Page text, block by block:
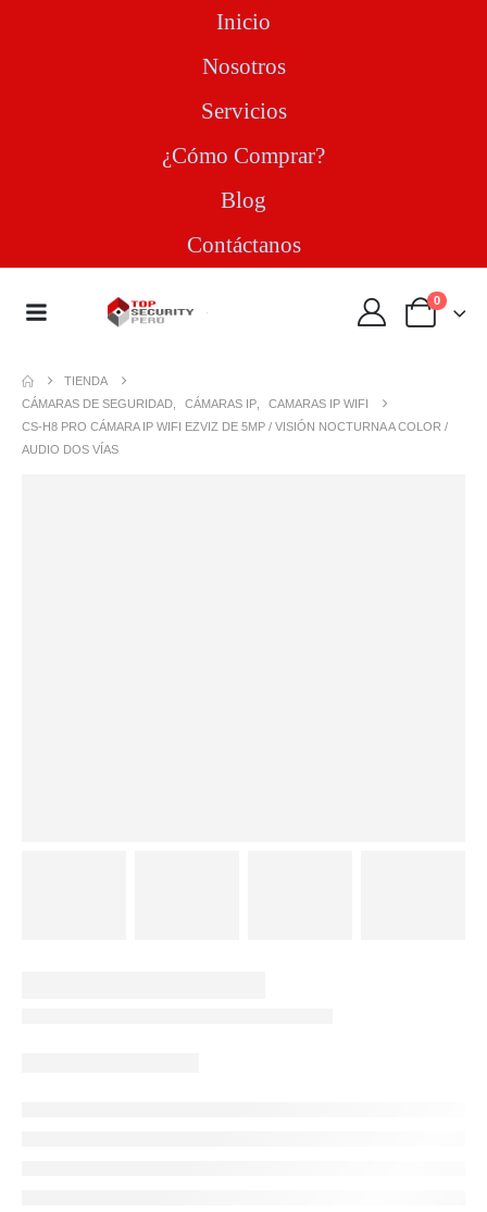
Inicio
Nosotros
Servicios
¿Cómo Comprar?
Blog
Contáctanos
0
TIENDA
CÁMARAS DE SEGURIDAD
CÁMARAS IP
CAMARAS IP WIFI
CS-H8 PRO CÁMARA IP WIFI EZVIZ DE 5MP / VISIÓN NOCTURNA A COLOR /
AUDIO DOS VÍAS